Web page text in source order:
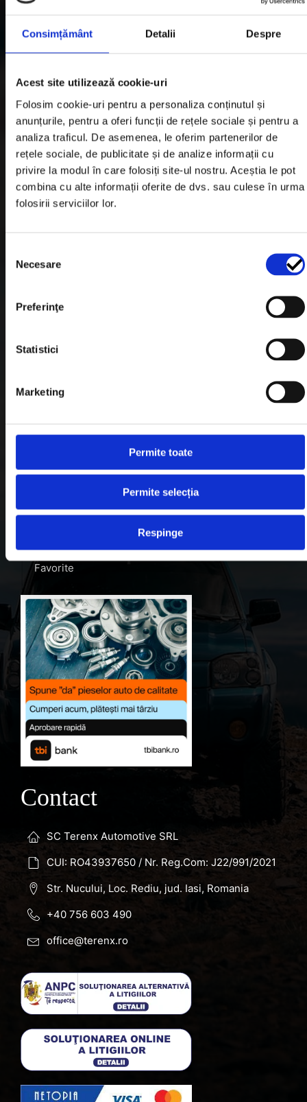
Consimțământ Detalii Despre
Acest site utilizează cookie-uri
Folosim cookie-uri pentru a personaliza conținutul și
anunțurile, pentru a oferi funcții de rețele sociale și pentru a
analiza traficul. De asemenea, le oferim partenerilor de
rețele sociale, de publicitate și de analize informații cu
privire la modul în care folosiți site-ul nostru. Aceștia le pot
combina cu alte informații oferite de dvs. sau culese în urma
folosirii serviciilor lor.
consimțământului
Necesare
Preferinţe
Statistici
Marketing
Permite toate
Permite selecția
Respinge
DIFERENȚIALE BLOCABILE
Jante Oțel
Informatii utile
Informatii Livrare
Garantie si Retur
Politica de Confidentialitate
Despre noi
Favorite
Contact
SC Terenx Automotive SRL
CUI: RO43937650 / Nr. Reg.Com: J22/991/2021
Str. Nucului, Loc. Rediu, jud. Iasi, Romania
+40 756 603 490
office@terenx.ro